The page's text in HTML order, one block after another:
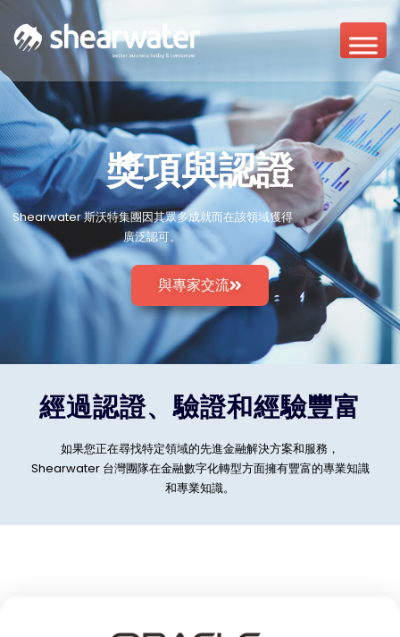
獎項與認證
Shearwater 斯沃特集團因其眾多成就而在該領域獲得
廣泛認可。
與專家交流
經過認證、驗證和經驗豐富
如果您正在尋找特定領域的先進金融解決方案和服務，
Shearwater 台灣團隊在金融數字化轉型方面擁有豐富的專業知識
和專業知識。